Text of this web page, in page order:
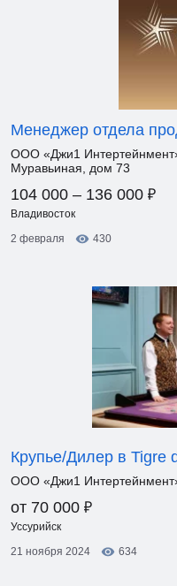
Менеджер отдела
ООО «Джи1
Муравьиная, дом 73
104 000 – 136 000 ₽
Владивосток
2 февраля
430
Крупье/Дилер в Tigre
ООО «Джи1
от 70 000 ₽
Уссурийск
21 ноября 2024
634